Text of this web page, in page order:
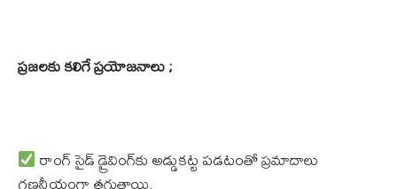
ప్రజలకు కలిగే ప్రయోజనాలు ;
రాంగ్ సైడ్ డ్రైవింగ్‌కు అడ్డుకట్ట పడటంతో ప్రమాదాలు